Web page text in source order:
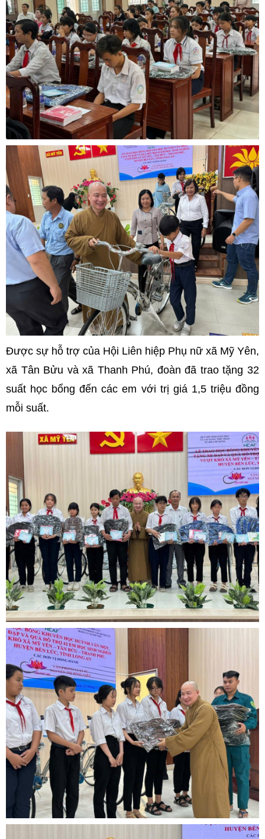
Được sự hỗ trợ của Hội Liên hiệp Phụ nữ xã Mỹ Yên,
xã Tân Bửu và xã Thanh Phú, đoàn đã trao tặng 32
suất học bổng đến các em với trị giá 1,5 triệu đồng
mỗi suất.